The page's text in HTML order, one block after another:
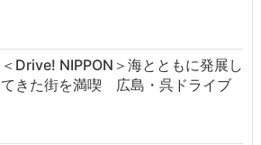
＜Drive! NIPPON＞海とともに発展し
てきた街を満喫 広島・呉ドライブ